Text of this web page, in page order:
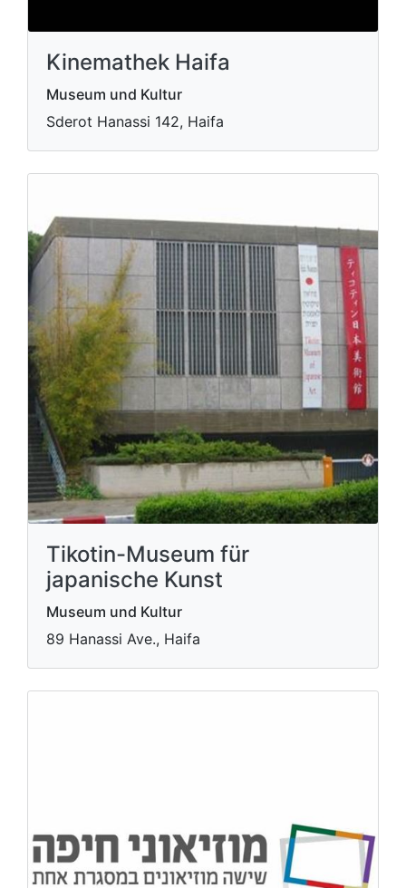
Kinemathek Haifa
Museum und Kultur
Sderot Hanassi 142, Haifa
Tikotin-Museum für
japanische Kunst
Museum und Kultur
89 Hanassi Ave., Haifa